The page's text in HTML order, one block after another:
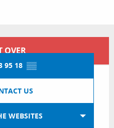
details
OVER
95 18 ▒▒
US
WEBSITES